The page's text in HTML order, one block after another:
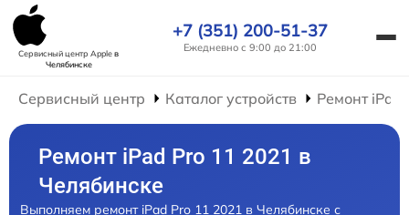
Сервисный центр Appleв
Челябинске
+7 (351) 200-51-37
Ежедневно с 9:00 до 21:00
Сервисный центр Каталог устройств Ремонт iPad
Ремонт iPad Pro 11 2021 в
Челябинске
Выполняем ремонт iPad Pro 11 2021 в Челябинске с